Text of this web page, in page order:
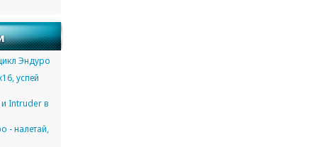
Эндуро
успей
Intruder в
- налетай,